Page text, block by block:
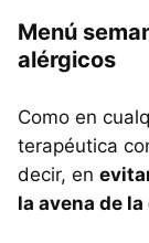
Menú
alérgicos
Como en
terapéutica
decir, en
la avena de